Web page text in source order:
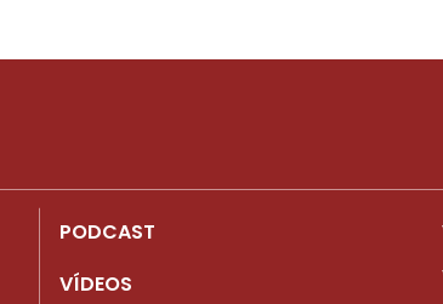
PODCAST
VÍDEOS